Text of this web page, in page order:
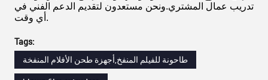
تدريب عمال المشتري.ونحن مستعدون لتقديم الدعم الفني في
أي وقت.
Tags:
طاحونة للفيلم المنفخ,أجهزة طحن الأفلام المنفخة